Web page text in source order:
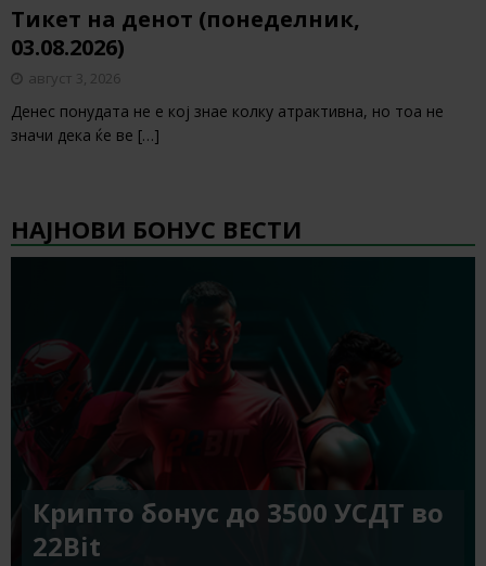
Тикет на денот (понеделник,
03.08.2026)
август 3, 2026
Денес понудата не е кој знае колку атрактивна, но тоа не
значи дека ќе ве […]
НАЈНОВИ БОНУС ВЕСТИ
Крипто бонус до 3500 УСДТ во
22Bit